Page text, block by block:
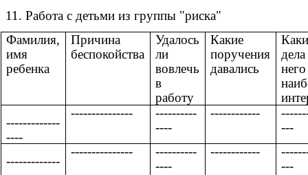
11. Работа с детьми из группы "риска"
Фамилия,
имя
ребенка
Причина
беспокойства
Удалось
ли
вовлечь
в
работу
Какие
поручения
давались
-------------
----
---------------
----------
----
------------
---
-------------
---------------
----------
----
------------
---